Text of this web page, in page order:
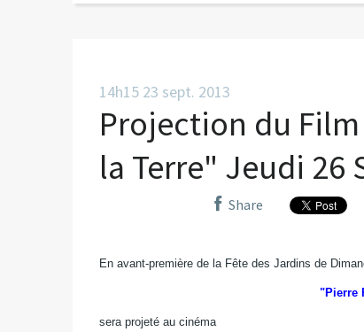
14h15 23 sept. 2013
Projection du
la Terre" Jeudi 26
Share
En avant-première de la Fête des Jardins de
"Pierre
sera projeté au cinéma